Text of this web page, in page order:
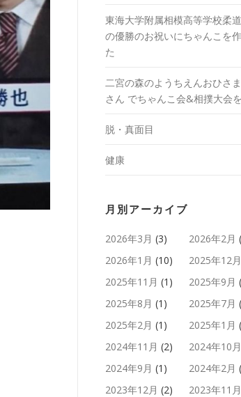
東海大学附属相模高等学校柔
の優勝のお祝いにちゃんこを
た
二宮の森のようちえんおひさ
さん でちゃんこ会&相撲大会
脱・真面目
健康
月別アーカイブ
2026年3月 (3) 2026年2月
2026年1月 (10) 2025年12月
2025年11月 (1) 2025年9月
2025年8月 (1) 2025年7月
2025年2月 (1) 2025年1月
2024年11月 (2) 2024年10月
2024年9月 (1) 2024年2月
2023年12月 (2) 2023年11月